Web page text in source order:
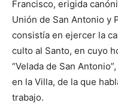
Francisco, erigida
Unión de San Antonio y
consistía en ejercer la
culto al Santo, en cuyo
“Velada de San
en la Villa, de la que
trabajo.